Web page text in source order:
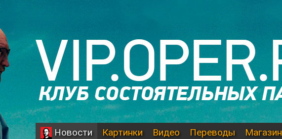
Новости Картинки Видео Переводы Магазин